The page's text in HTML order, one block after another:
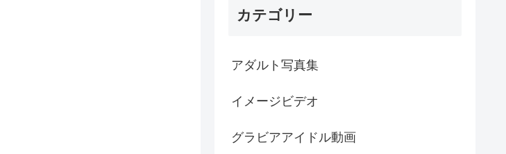
カテゴリー
アダルト写真集
イメージビデオ
グラビアアイドル動画